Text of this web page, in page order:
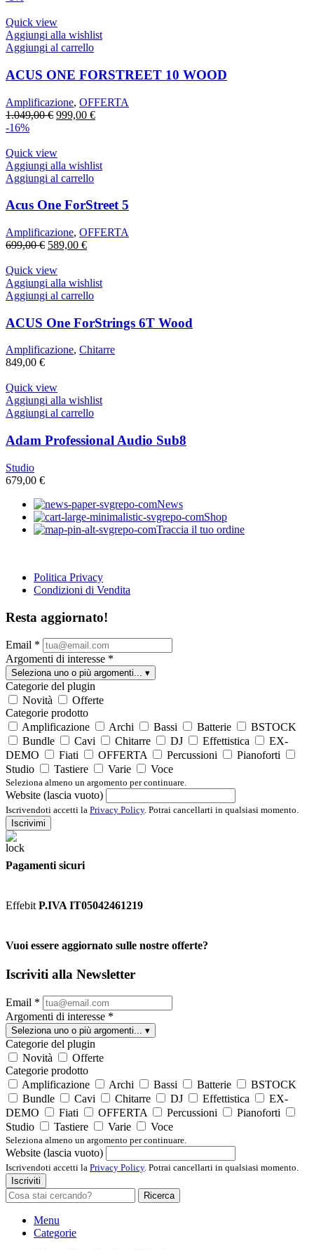
Quick view
Aggiungi alla wishlist
Aggiungi al carrello
ACUS ONE FORSTREET 10 WOOD
Amplificazione, OFFERTA
1.049,00€ Il
era:
1.049,00 €.
999,00 €Il
999,00 €.
-16%
Quick view
Aggiungi alla wishlist
Aggiungi al carrello
Acus One ForStreet 5
Amplificazione, OFFERTA
699,00€ Il
originale
era:
699,00 €.
589,00 €Il
è:
589,00 €.
Quick view
Aggiungi alla wishlist
Aggiungi al carrello
ACUS One ForStrings 6T Wood
Amplificazione, Chitarre
849,00 €
Quick view
Aggiungi alla wishlist
Aggiungi al carrello
Adam Professional Audio Sub8
Studio
679,00 €
News
Shop
Traccia il tuo ordine
Politica Privacy
Condizioni di Vendita
Resta aggiornato!
Email *
Argomenti di interesse *
Seleziona uno o più argomenti... ▾
Categorie del plugin
Novità
Offerte
Categorie prodotto
Amplificazione
Archi Bassi Batterie
BSTOCK
Bundle
Cavi Chitarre DJ Effettistica
EX-
DEMO
Fiati OFFERTA Percussioni
Pianoforti
Studio
Tastiere Varie Voce
Seleziona almeno un argomento per continuare.
Website (lascia vuoto)
Iscrivendoti accetti la Privacy Policy. Potrai cancellarti in qualsiasi momento.
Iscrivimi
Pagamenti sicuri
Effebit P.IVA IT05042461219
Vuoi essere aggiornato sulle nostre offerte?
Iscriviti alla Newsletter
Email *
Argomenti di interesse *
Seleziona uno o più argomenti... ▾
Categorie del plugin
Novità
Offerte
Categorie prodotto
Amplificazione
Archi Bassi Batterie
BSTOCK
Bundle
Cavi Chitarre DJ Effettistica
EX-
DEMO
Fiati OFFERTA Percussioni
Pianoforti
Studio
Tastiere Varie Voce
Seleziona almeno un argomento per continuare.
Website (lascia vuoto)
Iscrivendoti accetti la Privacy Policy. Potrai cancellarti in qualsiasi momento.
Iscriviti
Ricerca
Menu
Categorie